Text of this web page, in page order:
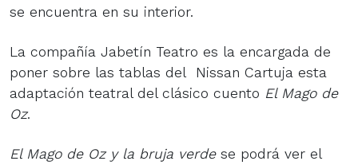
se encuentra en su interior.
La compañía Jabetín Teatro es la encargada de
poner sobre las tablas del
Nissan Cartuja esta
adaptación teatral del clásico cuento El Mago de
Oz.
El Mago de Oz y la bruja verde se podrá ver el